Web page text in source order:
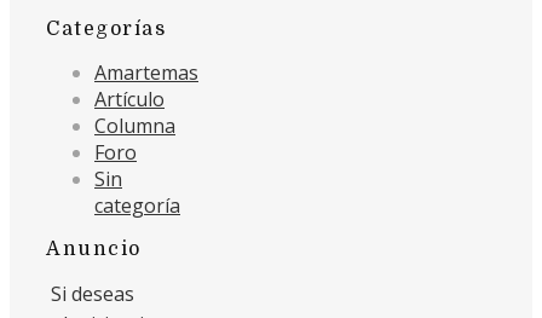
Categorías
Amartemas
Artículo
Columna
Foro
Sin
categoría
Anuncio
Si deseas